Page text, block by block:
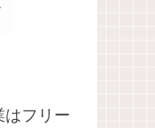
はフリー